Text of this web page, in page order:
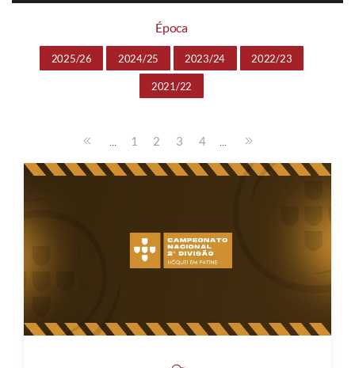
Época
2025/26 2024/25 2023/24 2022/23
2021/22
... 1 2 3 4 ...